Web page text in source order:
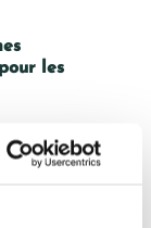
les
sur plan,
en l’État